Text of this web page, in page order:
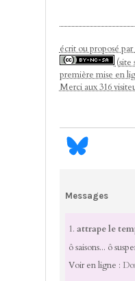
écrit ou proposé par
(site
première mise en
Merci aux 316
Messages
1. attrape le
ô saisons... ô
Voir en ligne :